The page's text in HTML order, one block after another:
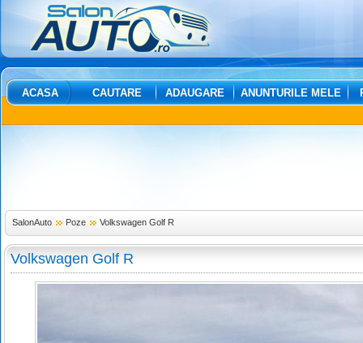
ACASA CAUTARE ADAUGARE ANUNTURILE MELE
SalonAuto Poze Volkswagen Golf R
Volkswagen Golf R